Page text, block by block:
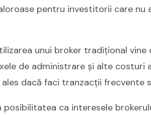
pentru investitorii care nu
unui broker tradițional
de administrare și alte costuri
dacă faci tranzacții frecvente
posibilitatea ca interesele